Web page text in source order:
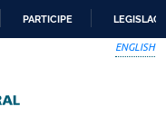
PARTICIPE
ENGLISH